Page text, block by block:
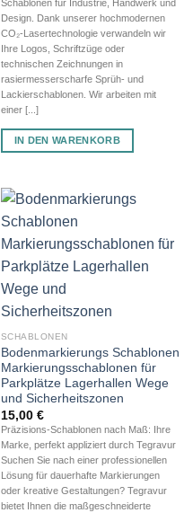
Schablonen für Industrie, Handwerk und
Design. Dank unserer hochmodernen
CO₂-Lasertechnologie verwandeln wir
Ihre Logos, Schriftzüge oder
technischen Zeichnungen in
rasiermesserscharfe Sprüh- und
Lackierschablonen. Wir arbeiten mit
einer [...]
IN DEN WARENKORB
SCHABLONEN
Bodenmarkierungs Schablonen
Markierungsschablonen für
Parkplätze Lagerhallen Wege
und Sicherheitszonen
15,00 €
Präzisions-Schablonen nach Maß: Ihre
Marke, perfekt appliziert durch Tegravur
Suchen Sie nach einer professionellen
Lösung für dauerhafte Markierungen
oder kreative Gestaltungen? Tegravur
bietet Ihnen die maßgeschneiderte